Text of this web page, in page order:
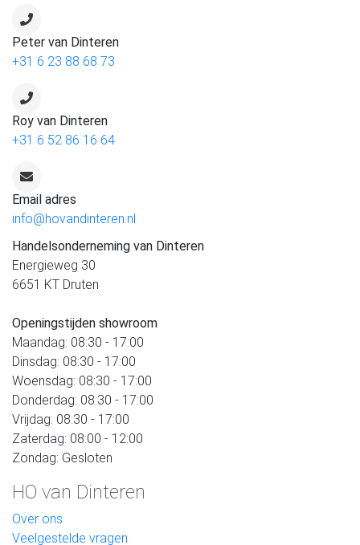
Peter van Dinteren
+31 6 23 88 68 73
Roy van Dinteren
+31 6 52 86 16 64
Email adres
info@hovandinteren.nl
Handelsonderneming van Dinteren
Energieweg 30
6651 KT Druten
Openingstijden showroom
Maandag: 08:30 - 17:00
Dinsdag: 08:30 - 17:00
Woensdag: 08:30 - 17:00
Donderdag: 08:30 - 17:00
Vrijdag: 08:30 - 17:00
Zaterdag: 08:00 - 12:00
Zondag: Gesloten
HO van Dinteren
Over ons
Veelgestelde vragen